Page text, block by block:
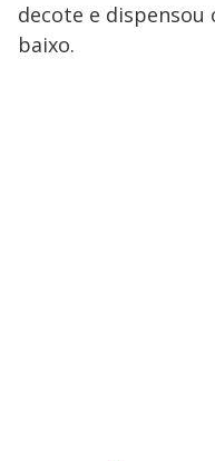
decote e
baixo.